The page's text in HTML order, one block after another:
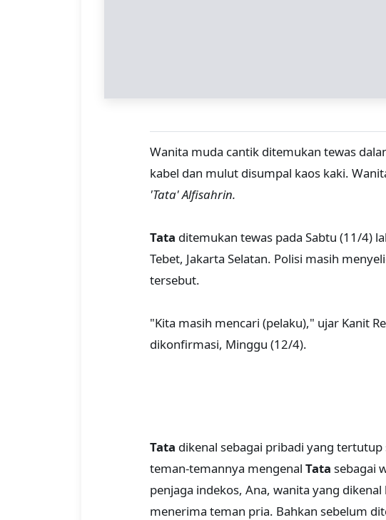
Wanita muda cantik ditemukan tewas
kabel dan mulut disumpal kaos kaki.
'Tata' Alfisahrin.
Tata ditemukan tewas pada Sabtu (11/4)
Tebet, Jakarta Selatan. Polisi masih
tersebut.
"Kita masih mencari (pelaku)," ujar Kanit
dikonfirmasi, Minggu (12/4).
Tata dikenal sebagai pribadi yang
teman-temannya mengenal Tata sebagai
penjaga indekos, Ana, wanita yang
menerima teman pria. Bahkan sebelum